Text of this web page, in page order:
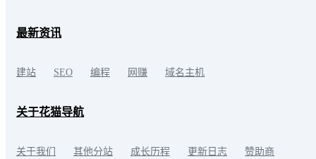
最新资讯
建站 SEO 编程 网赚 域名主机
关于花猫导航
关于我们 其他分站 成长历程 更新日志
赞助商